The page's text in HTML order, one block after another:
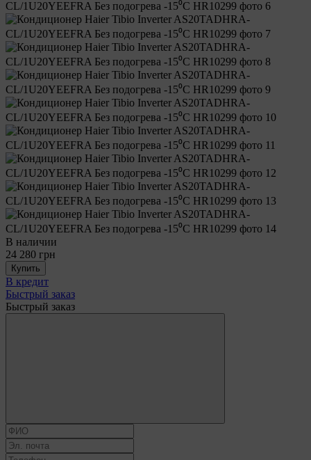
В наличии
24 280 грн
Купить
В кредит
Быстрый заказ
Быстрый заказ